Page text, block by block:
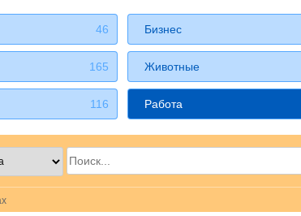
46 Бизнес
165 Животные
116 Работа